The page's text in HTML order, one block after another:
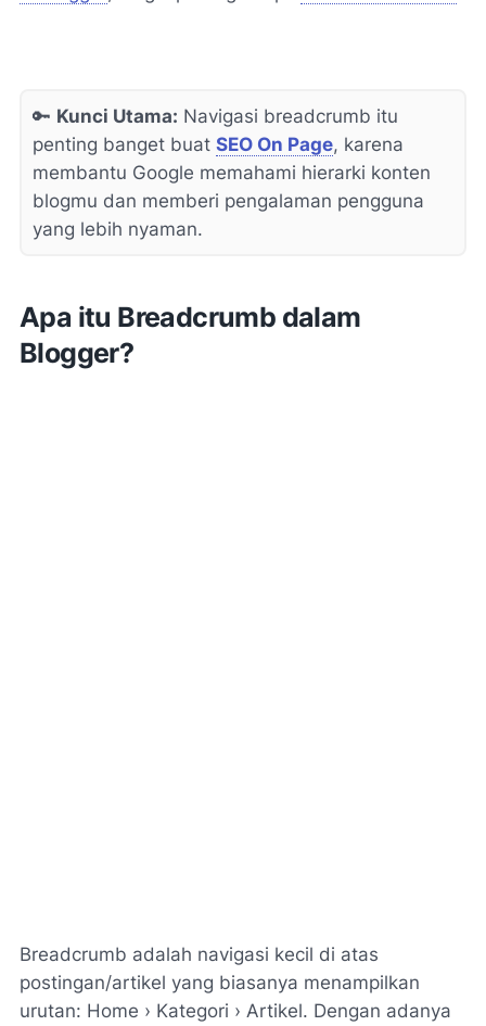
🔑 Kunci Utama: Navigasi breadcrumb itu
penting banget buat SEO On Page, karena
membantu Google memahami hierarki konten
blogmu dan memberi pengalaman pengguna
yang lebih nyaman.
Apa itu Breadcrumb dalam
Blogger?
Breadcrumb adalah navigasi kecil di atas
postingan/artikel yang biasanya menampilkan
urutan: Home › Kategori › Artikel. Dengan adanya